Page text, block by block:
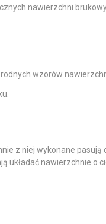
nawierzchni
wzorów
z niej wykonane pasują
układać nawierzchnie o